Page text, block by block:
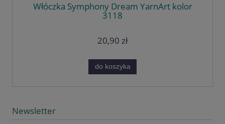
Włóczka Symphony Dream YarnArt kolor
3118
20,90 zł
do koszyka
Newsletter